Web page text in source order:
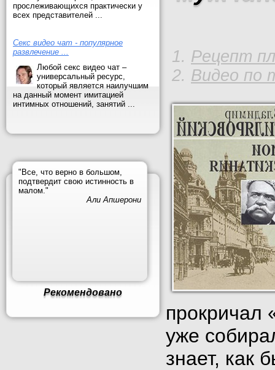
прослеживающихся практически у
всех представителей ...
Секс видео чат - популярное
развлечение ...
Любой секс видео чат –
универсальный ресурс,
который является наилучшим
на данный момент имитацией
интимных отношений, занятий ...
"Все, что верно в большом,
подтвердит свою истинность в
малом."
Али Апшерони
Рекомендовано
Рецепт
Видео по
прокричал
уже
знает, как